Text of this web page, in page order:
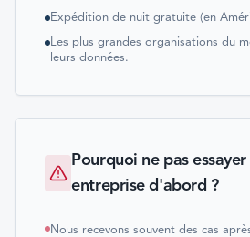
Expédition de nuit gratuite (en
Les plus grandes organisations du
leurs données.
Pourquoi ne pas
entreprise d'abord ?
Nous recevons souvent des cas